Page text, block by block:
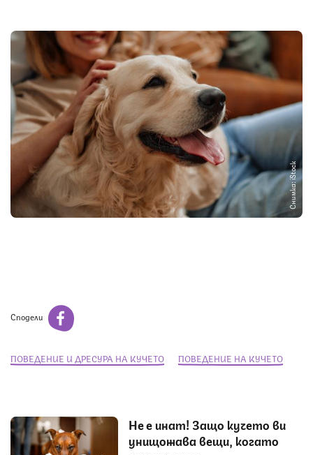
Снимка: iStock
Сподели
ПОВЕДЕНИЕ И ДРЕСУРА НА КУЧЕТО ПОВЕДЕНИЕ НА КУЧЕТО
Не е инат! Защо кучето ви
унищожава вещи, когато